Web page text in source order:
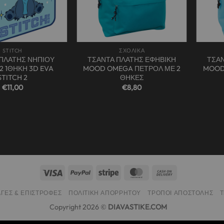
STITCH
ΝΗΠΙΟΥ
1ΘΗΚΗ 3D EVA
2
€11,00
ΣΧΟΛΙΚΑ
ΤΣΑΝΤΑ ΠΛΑΤΗΣ ΕΦΗΒΙΚΗ
MOOD OMEGA ΠΕΤΡΟΛ ΜΕ 2
ΘΗΚΕΣ
€8,80
& ΕΠΙΣΤΡΟΦΈΣ ΠΟΛΙΤΙΚΉ ΑΠΟΡΡΉΤΟΥ ΤΡΌΠΟΙ ΑΠΟΣΤΟΛΉΣ
Copyright 2026 © DIAVASTIKE.COM